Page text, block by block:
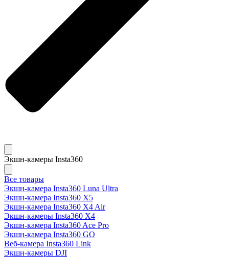
Экшн-камеры Insta360
Все товары
Экшн-камера Insta360 Luna Ultra
Экшн-камера Insta360 X5
Экшн-камера Insta360 X4 Air
Экшн-камеры Insta360 X4
Экшн-камера Insta360 Ace Pro
Экшн-камера Insta360 GO
Веб-камера Insta360 Link
Экшн-камеры DJI